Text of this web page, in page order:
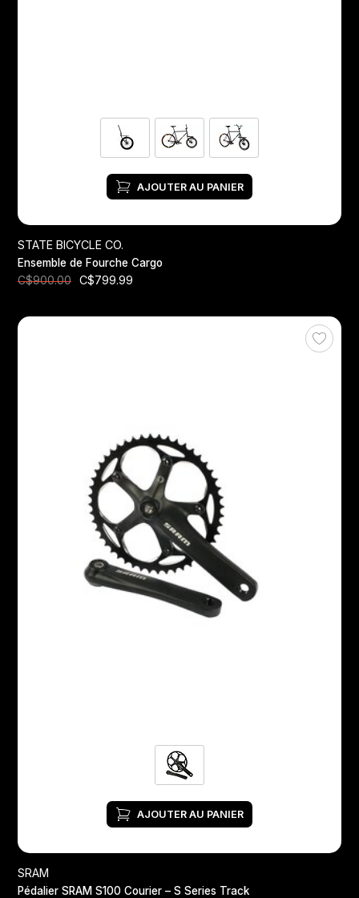
AJOUTER AU PANIER
STATE BICYCLE CO.
Ensemble de Fourche Cargo
C$900.00
C$799.99
AJOUTER AU PANIER
SRAM
Pédalier SRAM S100 Courier – S Series Track